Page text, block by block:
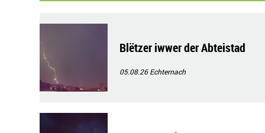
Blëtzer iwwer der Abteistad
05.08.26Echternach